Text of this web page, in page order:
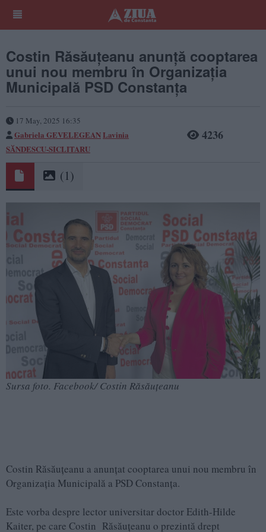
Costin Răsăuțeanu anunță cooptarea
unui nou membru în Organizația
Municipală PSD Constanța
17 May, 2025 16:35
Gabriela GEVELEGEAN Lavinia
SĂNDESCU-SICLITARU
4236
(1)
Sursa foto. Facebook/ Costin Răsăuțeanu
Costin Răsăuțeanu a anunțat cooptarea unui nou membru în
Organizația Municipală a PSD Constanța.
Este vorba despre lector universitar doctor Edith-Hilde
Kaiter, pe care Costin Răsăuțeanu o prezintă drept